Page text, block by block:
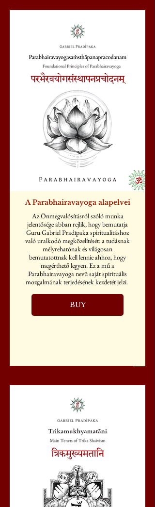
A Parabhairavayoga alapelvei
Az Önmegvalósításról szóló munka
jelentősége abban rejlik, hogy bemutatja
Guru Gabriel Pradīpaka spiritualitáshoz
való uralkodó megközelítését: a tudásnak
mélyrehatónak és világosan
bemutatottnak kell lennie ahhoz, hogy
megérthető legyen. Ez a mű a
Parabhairavayoga nevű saját spirituális
mozgalmának terjedésének kezdetét jelzi.
BUY